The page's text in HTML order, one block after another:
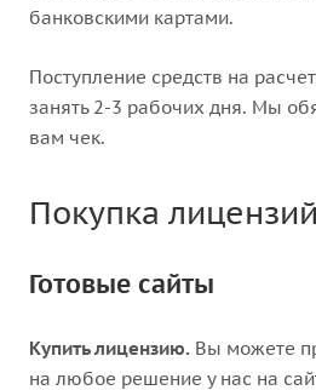
банковскими картами.
Поступление средств на
занять 2-3 рабочих дня. Мы
вам чек.
Покупка лицензий
Готовые сайты
Купить лицензию. Вы можете
на любое решение у нас на